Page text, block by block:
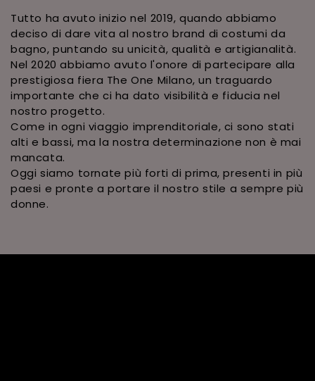
Tutto ha avuto inizio nel 2019, quando abbiamo
deciso di dare vita al nostro brand di costumi da
bagno, puntando su unicità, qualità e artigianalità.
Nel 2020 abbiamo avuto l'onore di partecipare alla
prestigiosa fiera The One Milano, un traguardo
importante che ci ha dato visibilità e fiducia nel
nostro progetto.
Come in ogni viaggio imprenditoriale, ci sono stati
alti e bassi, ma la nostra determinazione non è mai
mancata.
Oggi siamo tornate più forti di prima, presenti in più
paesi e pronte a portare il nostro stile a sempre più
donne.